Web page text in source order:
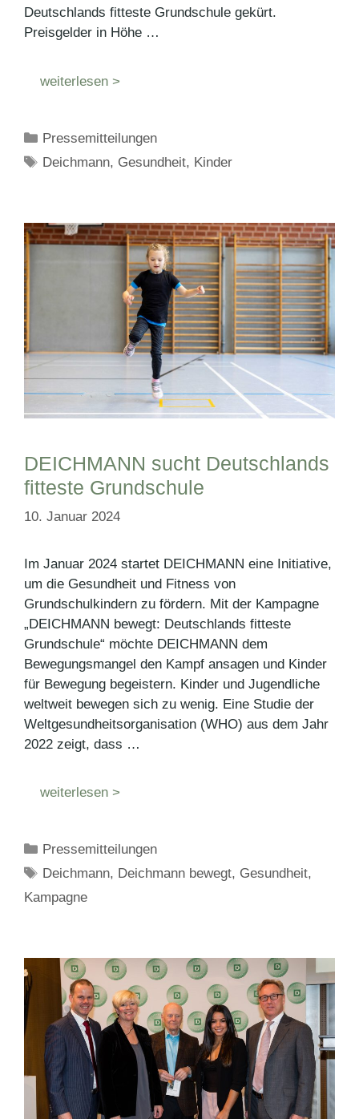
Deutschlands fitteste Grundschule gekürt.
Preisgelder in Höhe …
weiterlesen >
Kategorien
Pressemitteilungen
Schlagwörter
Deichmann, Gesundheit, Kinder
DEICHMANN sucht Deutschlands
fitteste Grundschule
10. Januar 2024
Im Januar 2024 startet DEICHMANN eine Initiative,
um die Gesundheit und Fitness von
Grundschulkindern zu fördern. Mit der Kampagne
„DEICHMANN bewegt: Deutschlands fitteste
Grundschule“ möchte DEICHMANN dem
Bewegungsmangel den Kampf ansagen und Kinder
für Bewegung begeistern. Kinder und Jugendliche
weltweit bewegen sich zu wenig. Eine Studie der
Weltgesundheitsorganisation (WHO) aus dem Jahr
2022 zeigt, dass …
weiterlesen >
Kategorien
Pressemitteilungen
Schlagwörter
Deichmann, Deichmann bewegt, Gesundheit,
Kampagne